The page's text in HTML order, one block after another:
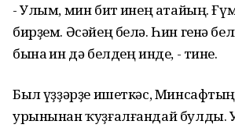
- Улым, мин бит һинең атайың.
бирҙем. Әсәйең белә. Һин генә
бына һин дә белдең инде, - тине.
Был һүҙҙәрҙе ишеткәс,
урынынан ҡуҙғалғандай булды.